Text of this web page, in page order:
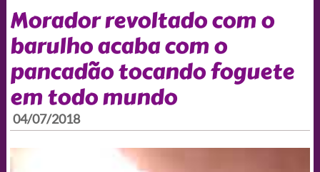
Morador revoltado com o
barulho acaba com o
pancadão tocando foguete
em todo mundo
04/07/2018